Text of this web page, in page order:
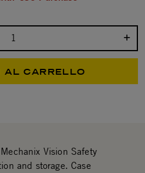
AL CARRELLO
Vision Safety
and storage. Case